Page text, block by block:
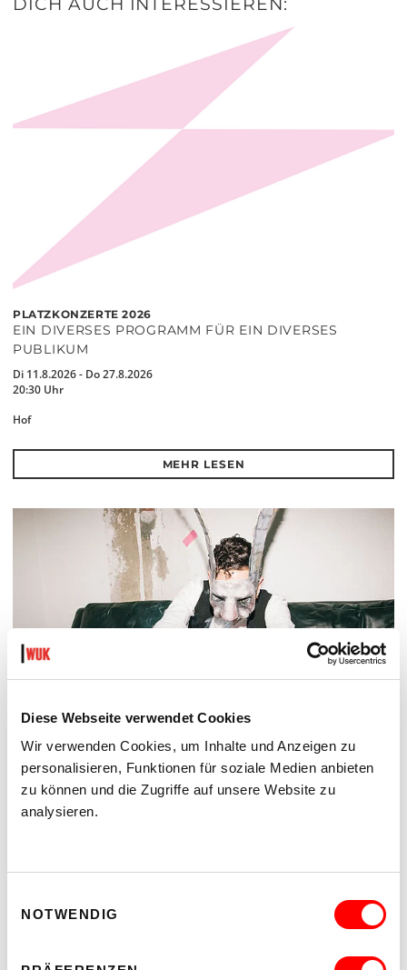
Diese Webseite verwendet Cookies
Wir verwenden Cookies, um Inhalte und Anzeigen zu
personalisieren, Funktionen für soziale Medien anbieten
zu können und die Zugriffe auf unsere Website zu
analysieren.
NOTWENDIG
PLATZKONZERTE 2026
EIN DIVERSES PROGRAMM FÜR EIN DIVERSES
PUBLIKUM
Di 11.8.2026 - Do 27.8.2026
20:30 Uhr
Hof
MEHR LESEN
DER TÄUBLING
PLATZKONZERTE 2026